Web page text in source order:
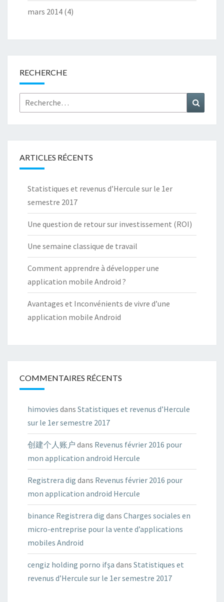
mars 2014 (4)
RECHERCHE
Rechercher :
ARTICLES RÉCENTS
Statistiques et revenus d’Hercule sur le 1er
semestre 2017
Une question de retour sur investissement (ROI)
Une semaine classique de travail
Comment apprendre à développer une
application mobile Android ?
Avantages et Inconvénients de vivre d’une
application mobile Android
COMMENTAIRES RÉCENTS
himovies dans Statistiques et revenus d’Hercule
sur le 1er semestre 2017
创建个人账户 dans Revenus février 2016 pour
mon application android Hercule
Registrera dig dans Revenus février 2016 pour
mon application android Hercule
binance Registrera dig dans Charges sociales en
micro-entreprise pour la vente d’applications
mobiles Android
cengiz holding porno ifşa dans Statistiques et
revenus d’Hercule sur le 1er semestre 2017